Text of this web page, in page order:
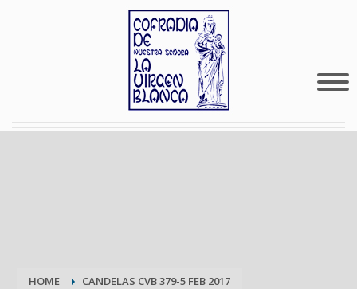
HOME CANDELAS CVB 379-5 FEB 2017